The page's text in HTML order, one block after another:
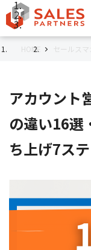
HOME セールスマ
アカウント
の違い16選
ち上げ7ス